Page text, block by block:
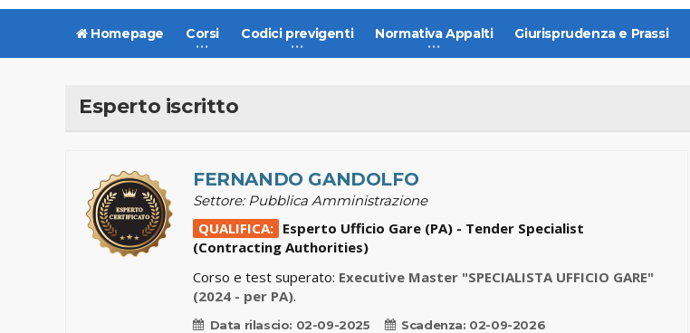
Homepage Corsi Codici previgenti Normativa Appalti Giurisprudenza e Prassi
Esperto iscritto
FERNANDO GANDOLFO
Settore: Pubblica Amministrazione
QUALIFICA: Esperto Ufficio Gare (PA) - Tender Specialist
(Contracting Authorities)
Corso e test superato: Executive Master "SPECIALISTA UFFICIO GARE"
(2024 - per PA).
Data rilascio: 02-09-2025 Scadenza: 02-09-2026